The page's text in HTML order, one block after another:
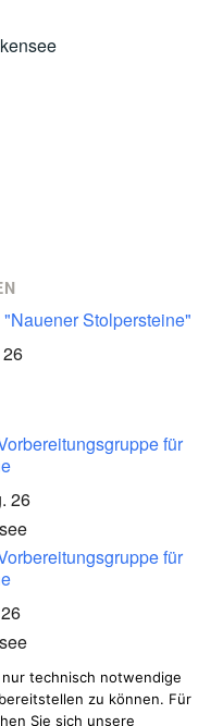
Stolpersteine"
für
26
für
technisch notwendige
zu können. Für
Sie sich unsere